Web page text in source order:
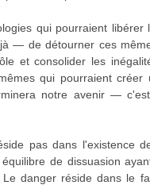
qui pourraient
— de détourner ces
et consolider les
qui pourraient
notre avenir —
pas dans l'existence
de dissuasion
Le danger réside dans le